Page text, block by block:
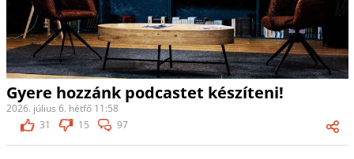
Gyere hozzánk podcastet készíteni!
2026. július 6. hétfő 11:58
31
15 97